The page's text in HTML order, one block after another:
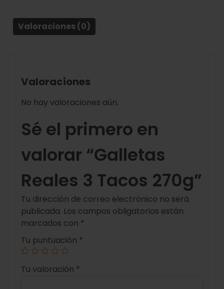
Valoraciones (0)
Valoraciones
No hay valoraciones aún.
Sé el primero en
valorar “Galletas
Reales 3 Tacos 270g”
Tu dirección de correo electrónico no será
publicada. Los campos obligatorios están
marcados con *
Tu puntuación *
Tu valoración *